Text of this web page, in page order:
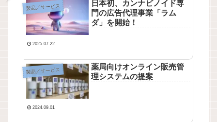
製品／サービス
日本初、カンナビノイド専
門の広告代理事業「ラム
ダ」を開始！
2025.07.22
製品／サービス
薬局向けオンライン販売管
理システムの提案
2024.09.01